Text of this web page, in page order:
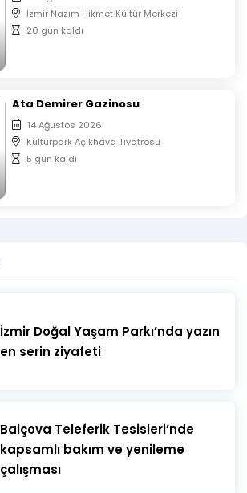
İzmir Nazım Hikmet Kültür Merkezi
20 gün kaldı
Ata Demirer Gazinosu
14 Ağustos 2026
Kültürpark Açıkhava Tiyatrosu
5 gün kaldı
İzmir Doğal Yaşam Parkı’nda yazın
en serin ziyafeti
​Balçova Teleferik Tesisleri’nde
kapsamlı bakım ve yenileme
çalışması